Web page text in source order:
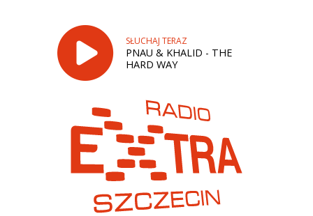
SŁUCHAJ TERAZ
PNAU & KHALID - THE
HARD WAY